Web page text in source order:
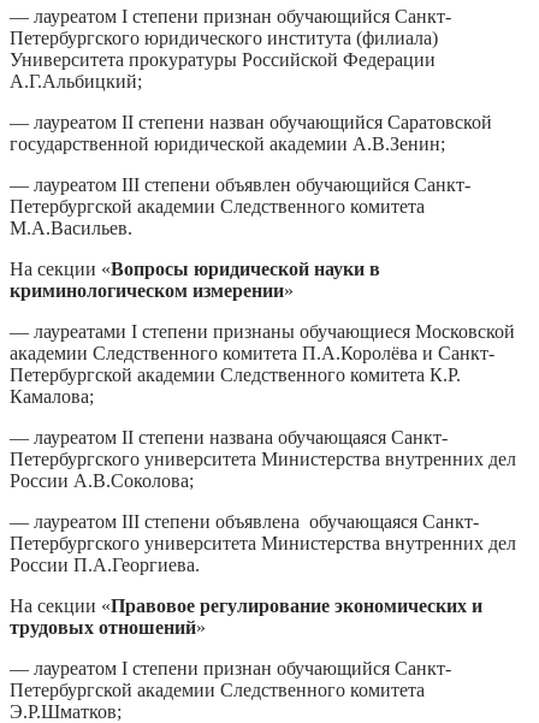
— лауреатом I степени признан обучающийся Санкт-
Петербургского юридического института (филиала)
Университета прокуратуры Российской Федерации
А.Г.Альбицкий;
— лауреатом II степени назван обучающийся Саратовской
государственной юридической академии А.В.Зенин;
— лауреатом III степени объявлен обучающийся Санкт-
Петербургской академии Следственного комитета
М.А.Васильев.
На секции «Вопросы юридической науки в
криминологическом измерении»
— лауреатами I степени признаны обучающиеся Московской
академии Следственного комитета П.А.Королёва и Санкт-
Петербургской академии Следственного комитета К.Р.
Камалова;
— лауреатом II степени названа обучающаяся Санкт-
Петербургского университета Министерства внутренних дел
России А.В.Соколова;
— лауреатом III степени объявлена обучающаяся Санкт-
Петербургского университета Министерства внутренних дел
России П.А.Георгиева.
На секции «Правовое регулирование экономических и
трудовых отношений»
— лауреатом I степени признан обучающийся Санкт-
Петербургской академии Следственного комитета
Э.Р.Шматков;